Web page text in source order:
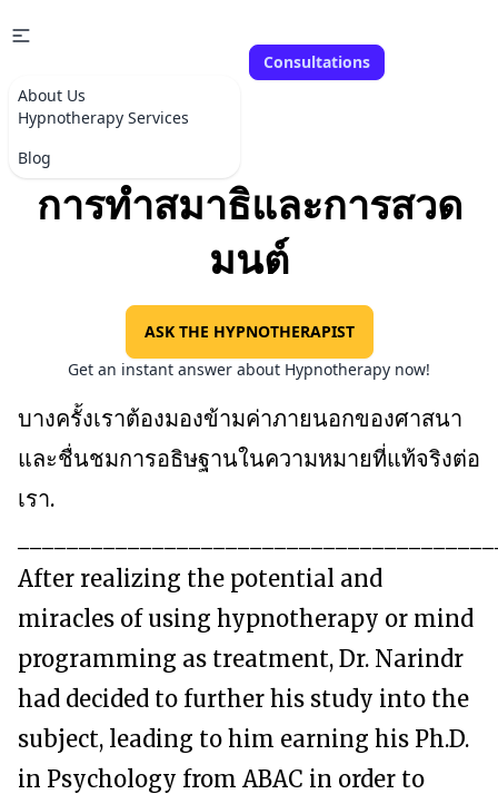
About Us
Hypnotherapy Services
Blog
Consultations
การทำสมาธิและการสวด
มนต์
ASK THE HYPNOTHERAPIST
Get an instant answer about Hypnotherapy now!
บางครั้งเราต้องมองข้ามค่าภายนอกของศาสนา
และชื่นชมการอธิษฐานในความหมายที่แท้จริงต่อ
เรา.
After realizing the potential and
miracles of using hypnotherapy or mind
programming as treatment, Dr. Narindr
had decided to further his study into the
subject, leading to him earning his Ph.D.
in Psychology from ABAC in order to